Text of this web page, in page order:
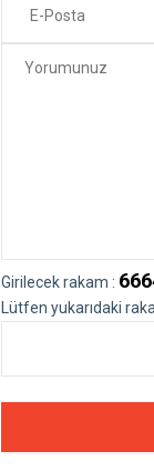
Girilecek rakam :
Lütfen yukarıdaki